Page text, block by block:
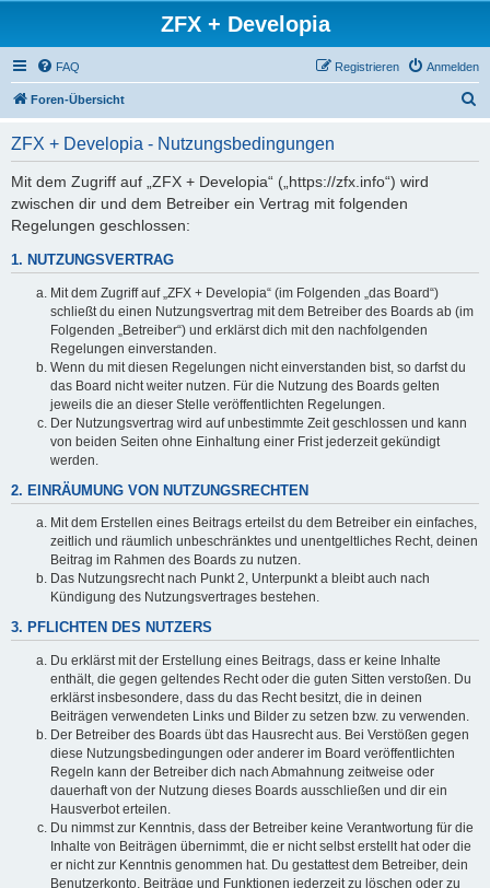
ZFX + Developia
FAQ Anmelden
Registrieren
Foren-Übersicht
ZFX + Developia - Nutzungsbedingungen
Mit dem Zugriff auf „ZFX + Developia“ („https://zfx.info“) wird
zwischen dir und dem Betreiber ein Vertrag mit folgenden
Regelungen geschlossen:
1. NUTZUNGSVERTRAG
Mit dem Zugriff auf „ZFX + Developia“ (im Folgenden „das Board“)
schließt du einen Nutzungsvertrag mit dem Betreiber des Boards ab (im
Folgenden „Betreiber“) und erklärst dich mit den nachfolgenden
Regelungen einverstanden.
Wenn du mit diesen Regelungen nicht einverstanden bist, so darfst du
das Board nicht weiter nutzen. Für die Nutzung des Boards gelten
jeweils die an dieser Stelle veröffentlichten Regelungen.
Der Nutzungsvertrag wird auf unbestimmte Zeit geschlossen und kann
von beiden Seiten ohne Einhaltung einer Frist jederzeit gekündigt
werden.
2. EINRÄUMUNG VON NUTZUNGSRECHTEN
Mit dem Erstellen eines Beitrags erteilst du dem Betreiber ein einfaches,
zeitlich und räumlich unbeschränktes und unentgeltliches Recht, deinen
Beitrag im Rahmen des Boards zu nutzen.
Das Nutzungsrecht nach Punkt 2, Unterpunkt a bleibt auch nach
Kündigung des Nutzungsvertrages bestehen.
3. PFLICHTEN DES NUTZERS
Du erklärst mit der Erstellung eines Beitrags, dass er keine Inhalte
enthält, die gegen geltendes Recht oder die guten Sitten verstoßen. Du
erklärst insbesondere, dass du das Recht besitzt, die in deinen
Beiträgen verwendeten Links und Bilder zu setzen bzw. zu verwenden.
Der Betreiber des Boards übt das Hausrecht aus. Bei Verstößen gegen
diese Nutzungsbedingungen oder anderer im Board veröffentlichten
Regeln kann der Betreiber dich nach Abmahnung zeitweise oder
dauerhaft von der Nutzung dieses Boards ausschließen und dir ein
Hausverbot erteilen.
Du nimmst zur Kenntnis, dass der Betreiber keine Verantwortung für die
Inhalte von Beiträgen übernimmt, die er nicht selbst erstellt hat oder die
er nicht zur Kenntnis genommen hat. Du gestattest dem Betreiber, dein
Benutzerkonto, Beiträge und Funktionen jederzeit zu löschen oder zu